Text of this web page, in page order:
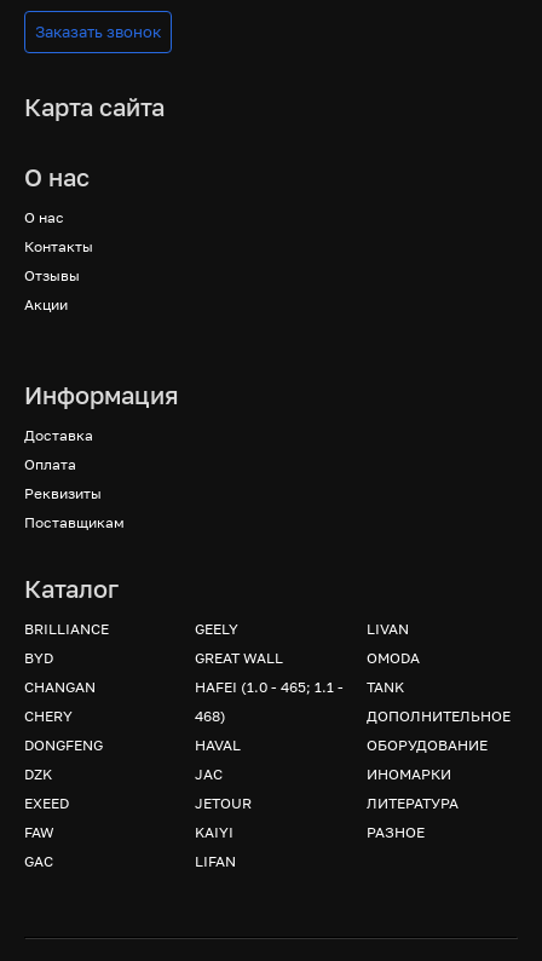
Заказать звонок
Карта сайта
О нас
О нас
Контакты
Отзывы
Акции
Информация
Доставка
Оплата
Реквизиты
Поставщикам
Каталог
BRILLIANCE
BYD
CHANGAN
CHERY
DONGFENG
DZK
EXEED
FAW
GAC
GEELY
GREAT WALL
HAFEI (1.0 - 465; 1.1 -
468)
HAVAL
JAC
JETOUR
KAIYI
LIFAN
LIVAN
OMODA
TANK
ДОПОЛНИТЕЛЬНОЕ
ОБОРУДОВАНИЕ
ИНОМАРКИ
ЛИТЕРАТУРА
РАЗНОЕ